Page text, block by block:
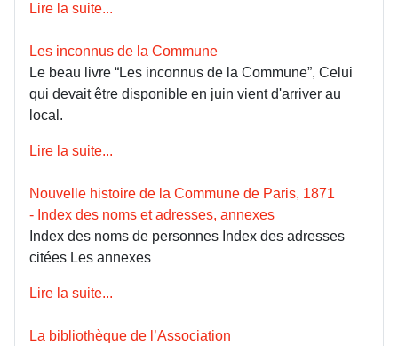
Lire la suite...
Les inconnus de la Commune
Le beau livre “Les inconnus de la Commune”, Celui
qui devait être disponible en juin vient d'arriver au
local.
Lire la suite...
Nouvelle histoire de la Commune de Paris, 1871
- Index des noms et adresses, annexes
Index des noms de personnes Index des adresses
citées Les annexes
Lire la suite...
La bibliothèque de l’Association